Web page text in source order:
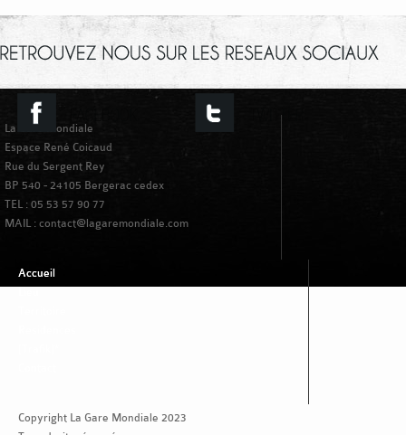
La Gare Mondiale
Espace René Coicaud
Rue du Sergent Rey
BP 540 - 24105 Bergerac cedex
TEL : 05 53 57 90 77
MAIL : contact@lagaremondiale.com
Accueil
Copyright La Gare Mondiale 2023